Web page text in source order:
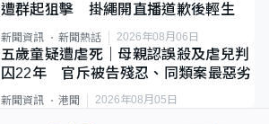
遭群起狙擊 掛繩開直播道歉後輕生
新聞資訊 新聞熱話 2026年08月06日
五歲童疑遭虐死｜母親認誤殺及虐兒判
囚22年 官斥被告殘忍、同類案最惡劣
新聞資訊 港聞 2026年08月05日